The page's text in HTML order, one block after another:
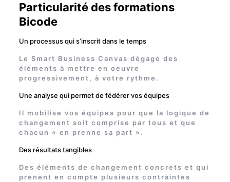
Particularité des formations
Bicode
Un processus qui s’inscrit dans le temps
Le Smart Business Canvas dégage des
éléments à mettre en oeuvre
progressivement, à votre rythme.
Une analyse qui permet de fédérer vos équipes
Il mobilise vos équipes pour que la logique de
changement soit comprise par tous et que
chacun « en prenne sa part ».
Des résultats tangibles
Des éléments de changement concrets et qui
prenent en compte plusieurs contraintes